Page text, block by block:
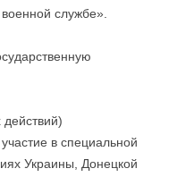
службе».
в специальной
Украины, Донецкой